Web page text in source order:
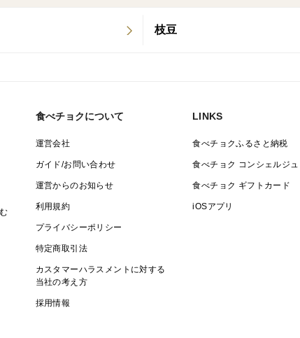
枝豆
食べチョクについて
運営会社
ガイド/お問い合わせ
運営からのお知らせ
利用規約
プライバシーポリシー
特定商取引法
カスタマーハラスメントに対する
当社の考え方
採用情報
LINKS
食べチョクふるさと納税
食べチョク コンシェルジュ
食べチョク ギフトカード
iOSアプリ